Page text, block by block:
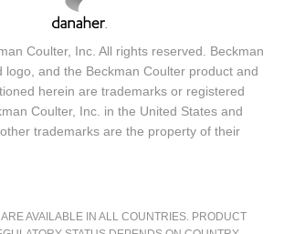
Coulter, Inc. All rights reserved. Beckman
logo, and the Beckman Coulter product and
herein are trademarks or registered
Coulter, Inc. in the United States and
trademarks are the property of their
AVAILABLE IN ALL COUNTRIES. PRODUCT